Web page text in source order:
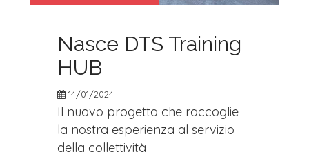
Nasce DTS Training
HUB
14/01/2024
Il nuovo progetto che raccoglie
la nostra esperienza al servizio
della collettività